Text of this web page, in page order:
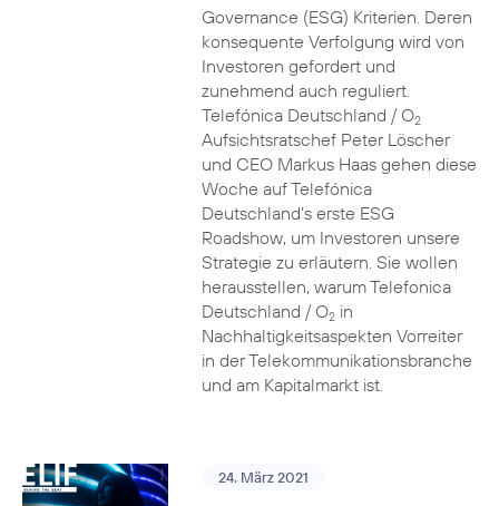
Governance (ESG) Kriterien. Deren
konsequente Verfolgung wird von
Investoren gefordert und
zunehmend auch reguliert.
Telefónica Deutschland / O2
Aufsichtsratschef Peter Löscher
und CEO Markus Haas gehen diese
Woche auf Telefónica
Deutschland’s erste ESG
Roadshow, um Investoren unsere
Strategie zu erläutern. Sie wollen
herausstellen, warum Telefonica
Deutschland / O2in
Nachhaltigkeitsaspekten Vorreiter
in der Telekommunikationsbranche
und am Kapitalmarkt ist.
24. März 2021